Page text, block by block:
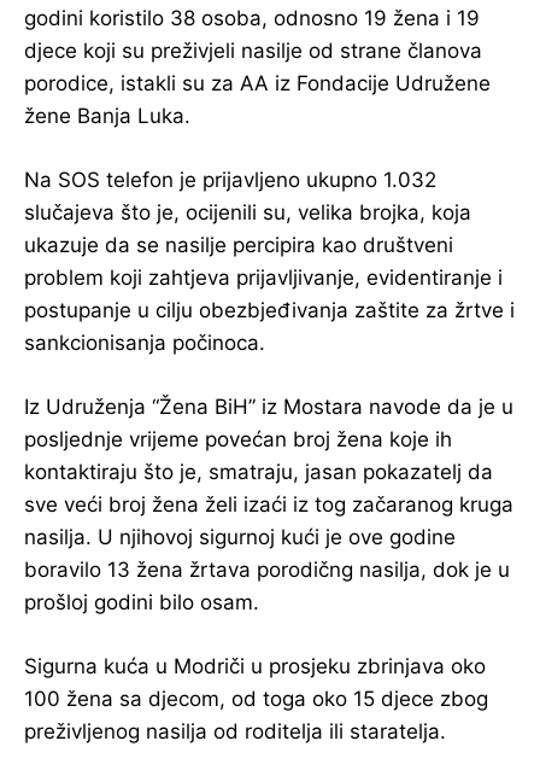
godini koristilo 38 osoba, odnosno 19 žena i 19
djece koji su preživjeli nasilje od strane članova
porodice, istakli su za AA iz Fondacije Udružene
žene Banja Luka.
Na SOS telefon je prijavljeno ukupno 1.032
slučajeva što je, ocijenili su, velika brojka, koja
ukazuje da se nasilje percipira kao društveni
problem koji zahtjeva prijavljivanje, evidentiranje i
postupanje u cilju obezbjeđivanja zaštite za žrtve i
sankcionisanja počinoca.
Iz Udruženja “Žena BiH” iz Mostara navode da je u
posljednje vrijeme povećan broj žena koje ih
kontaktiraju što je, smatraju, jasan pokazatelj da
sve veći broj žena želi izaći iz tog začaranog kruga
nasilja. U njihovoj sigurnoj kući je ove godine
boravilo 13 žena žrtava porodičng nasilja, dok je u
prošloj godini bilo osam.
Sigurna kuća u Modriči u prosjeku zbrinjava oko
100 žena sa djecom, od toga oko 15 djece zbog
preživljenog nasilja od roditelja ili staratelja.